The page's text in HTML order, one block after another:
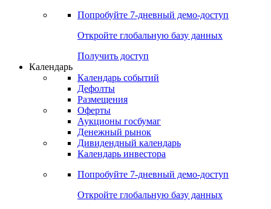
Попробуйте 7-дневный демо-доступ
Откройте глобальную базу данных
Получить доступ
Календарь
Календарь событий
Дефолты
Размещения
Оферты
Аукционы госбумаг
Денежный рынок
Дивидендный календарь
Календарь инвестора
Попробуйте 7-дневный демо-доступ
Откройте глобальную базу данных